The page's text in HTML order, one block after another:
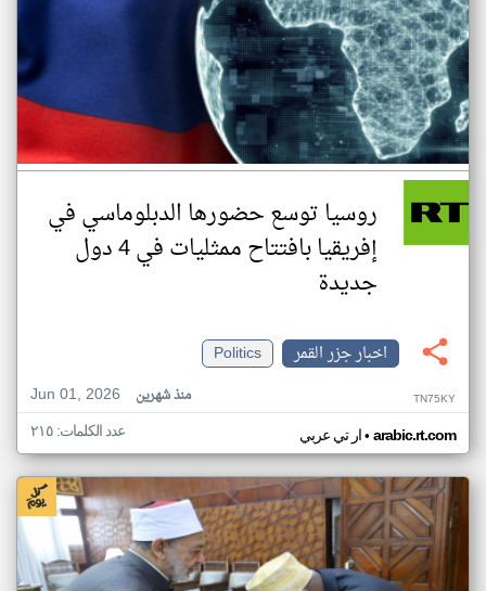
روسيا توسع حضورها الدبلوماسي في
إفريقيا بافتتاح ممثليات في 4 دول
جديدة
اخبار جزر القمر
Politics
Jun 01, 2026
منذ شهرين TN75KY
ار تي عربي• arabic.rt.com عدد الكلمات: ٢١٥